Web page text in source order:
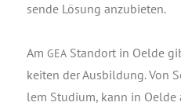
sen­de Lösung anzubieten.
AmGEA Stand­ort in Oel­de
kei­ten der Aus­bil­dung. Von
lem Stu­di­um, kann in